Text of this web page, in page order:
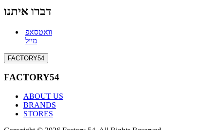
דברו איתנו
וואטסאפ
מייל
FACTORY54
FACTORY54
ABOUT US
BRANDS
STORES